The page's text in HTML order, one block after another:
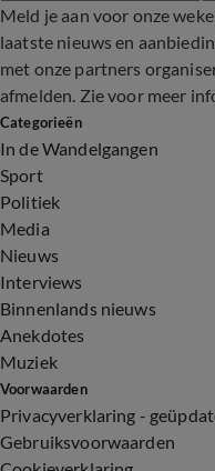
Meld je aan voor onze
laatste nieuws en
met onze partners
afmelden. Zie voor meer
Categorieën
In de Wandelgangen
Sport
Politiek
Media
Nieuws
Interviews
Binnenlands nieuws
Anekdotes
Muziek
Voorwaarden
Privacyverklaring -
Gebruiksvoorwaarden